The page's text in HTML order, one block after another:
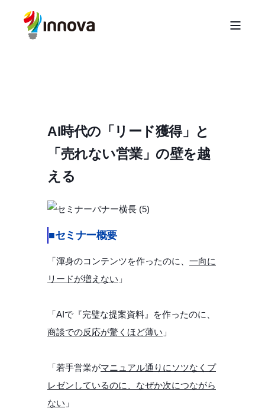
AI時代の「リード獲得」と
「売れない営業」の壁を越
える
■セミナー概要
「渾身のコンテンツを作ったのに、 一向に
リードが増えない 」
「AIで『完璧な提案資料』を作ったのに、
商談での反応が驚くほど薄い 」
「若手営業がマニュアル通りにソツなくプ
レゼンしているのに、なぜか次につながら
ない 」